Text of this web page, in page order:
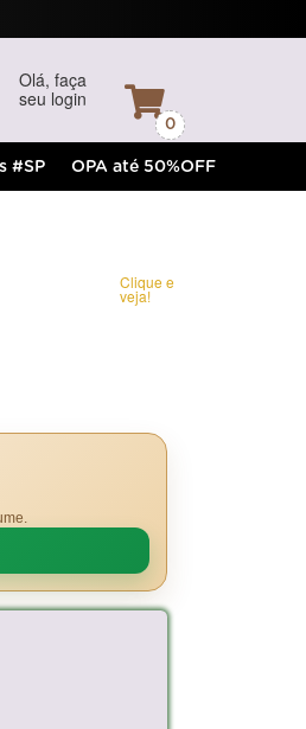
Olá, faça
seu login
0
#SP OPA até 50%OFF
Clique e
veja!